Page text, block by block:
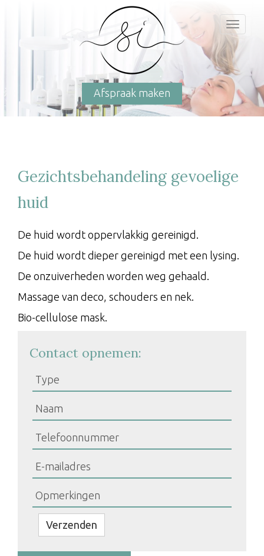
Afspraak maken
Gezichtsbehandeling gevoelige
huid
De huid wordt oppervlakkig gereinigd.
De huid wordt dieper gereinigd met een lysing.
De onzuiverheden worden weg gehaald.
Massage van deco, schouders en nek.
Bio-cellulose mask.
Contact opnemen:
Bedrijfsnaam
Verzenden